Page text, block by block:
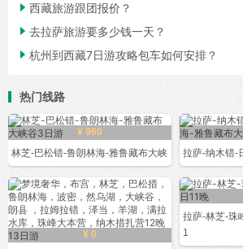
 西藏旅游跟团报价？
 去拉萨旅游要多少钱一天？
 杭州到西藏7日游攻略包车如何安排？
热门线路
¥ 960
林芝-巴松错-鲁朗林海-雅鲁藏布大峡
拉萨-纳木错-
¥ 0
拉萨-林芝-珠
1